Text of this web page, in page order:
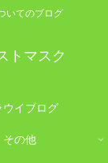
いてのブログ
トマスク
ウイブログ
その他